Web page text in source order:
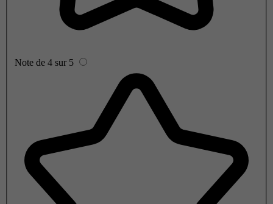
Note de 4 sur 5